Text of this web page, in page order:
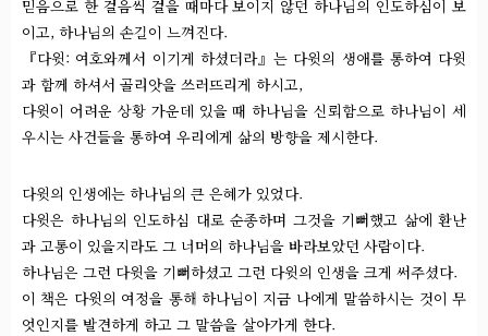
믿음으로 한 걸음씩 걸을 때마다 보이지 않던 하나님의 인도하심이 보
이고, 하나님의 손길이 느껴진다.
『다윗: 여호와께서 이기게 하셨더라』는 다윗의 생애를 통하여 다윗
과 함께 하셔서 골리앗을 쓰러뜨리게 하시고,
다윗이 어려운 상황 가운데 있을 때 하나님을 신뢰함으로 하나님이 세
우시는 사건들을 통하여 우리에게 삶의 방향을 제시한다.
다윗의 인생에는 하나님의 큰 은혜가 있었다.
다윗은 하나님의 인도하심 대로 순종하며 그것을 기뻐했고 삶에 환난
과 고통이 있을지라도 그 너머의 하나님을 바라보았던 사람이다.
하나님은 그런 다윗을 기뻐하셨고 그런 다윗의 인생을 크게 써주셨다.
이 책은 다윗의 여정을 통해 하나님이 지금 나에게 말씀하시는 것이 무
엇인지를 발견하게 하고 그 말씀을 살아가게 한다.